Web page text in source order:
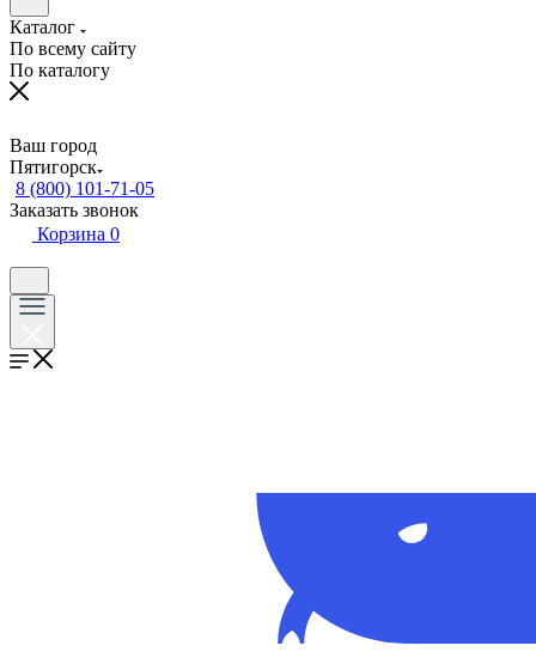
Каталог
По всему сайту
По каталогу
Ваш город
Пятигорск
8 (800) 101-71-05
Заказать звонок
Корзина 0